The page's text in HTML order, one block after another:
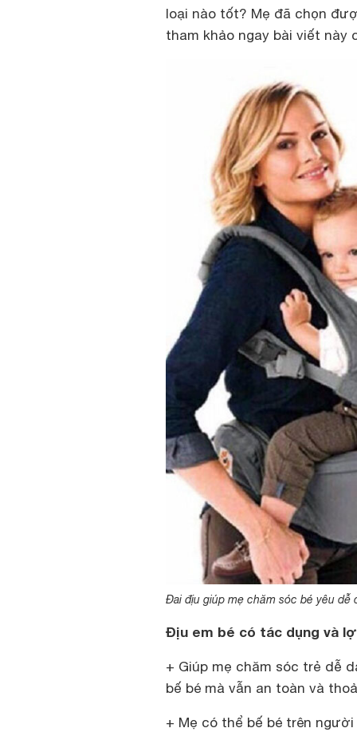
loại nào tốt? Mẹ đã chọn
tham khảo ngay bài viết này
Đai địu giúp mẹ chăm sóc bé yêu dễ
Địu em bé có tác dụng và
+ Giúp mẹ chăm sóc trẻ dễ
bế bé mà vẫn an toàn và
+ Mẹ có thể bế bé trên